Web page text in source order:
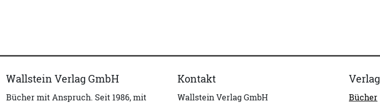
Wallstein Verlag GmbH
Bücher mit Anspruch. Seit 1986, mit
Kontakt
Wallstein Verlag GmbH
Verlag
Bücher